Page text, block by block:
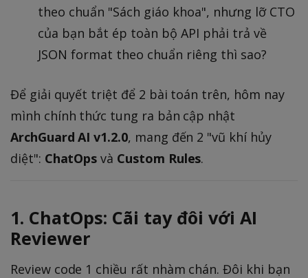
theo chuẩn "Sách giáo khoa", nhưng lỡ CTO
của bạn bắt ép toàn bộ API phải trả về
JSON format theo chuẩn riêng thì sao?
Để giải quyết triệt để 2 bài toán trên, hôm nay
mình chính thức tung ra bản cập nhật
ArchGuard AI v1.2.0, mang đến 2 "vũ khí hủy
diệt": ChatOps và Custom Rules.
1. ChatOps: Cãi tay đôi với AI
Reviewer
Review code 1 chiều rất nhàm chán. Đôi khi bạn